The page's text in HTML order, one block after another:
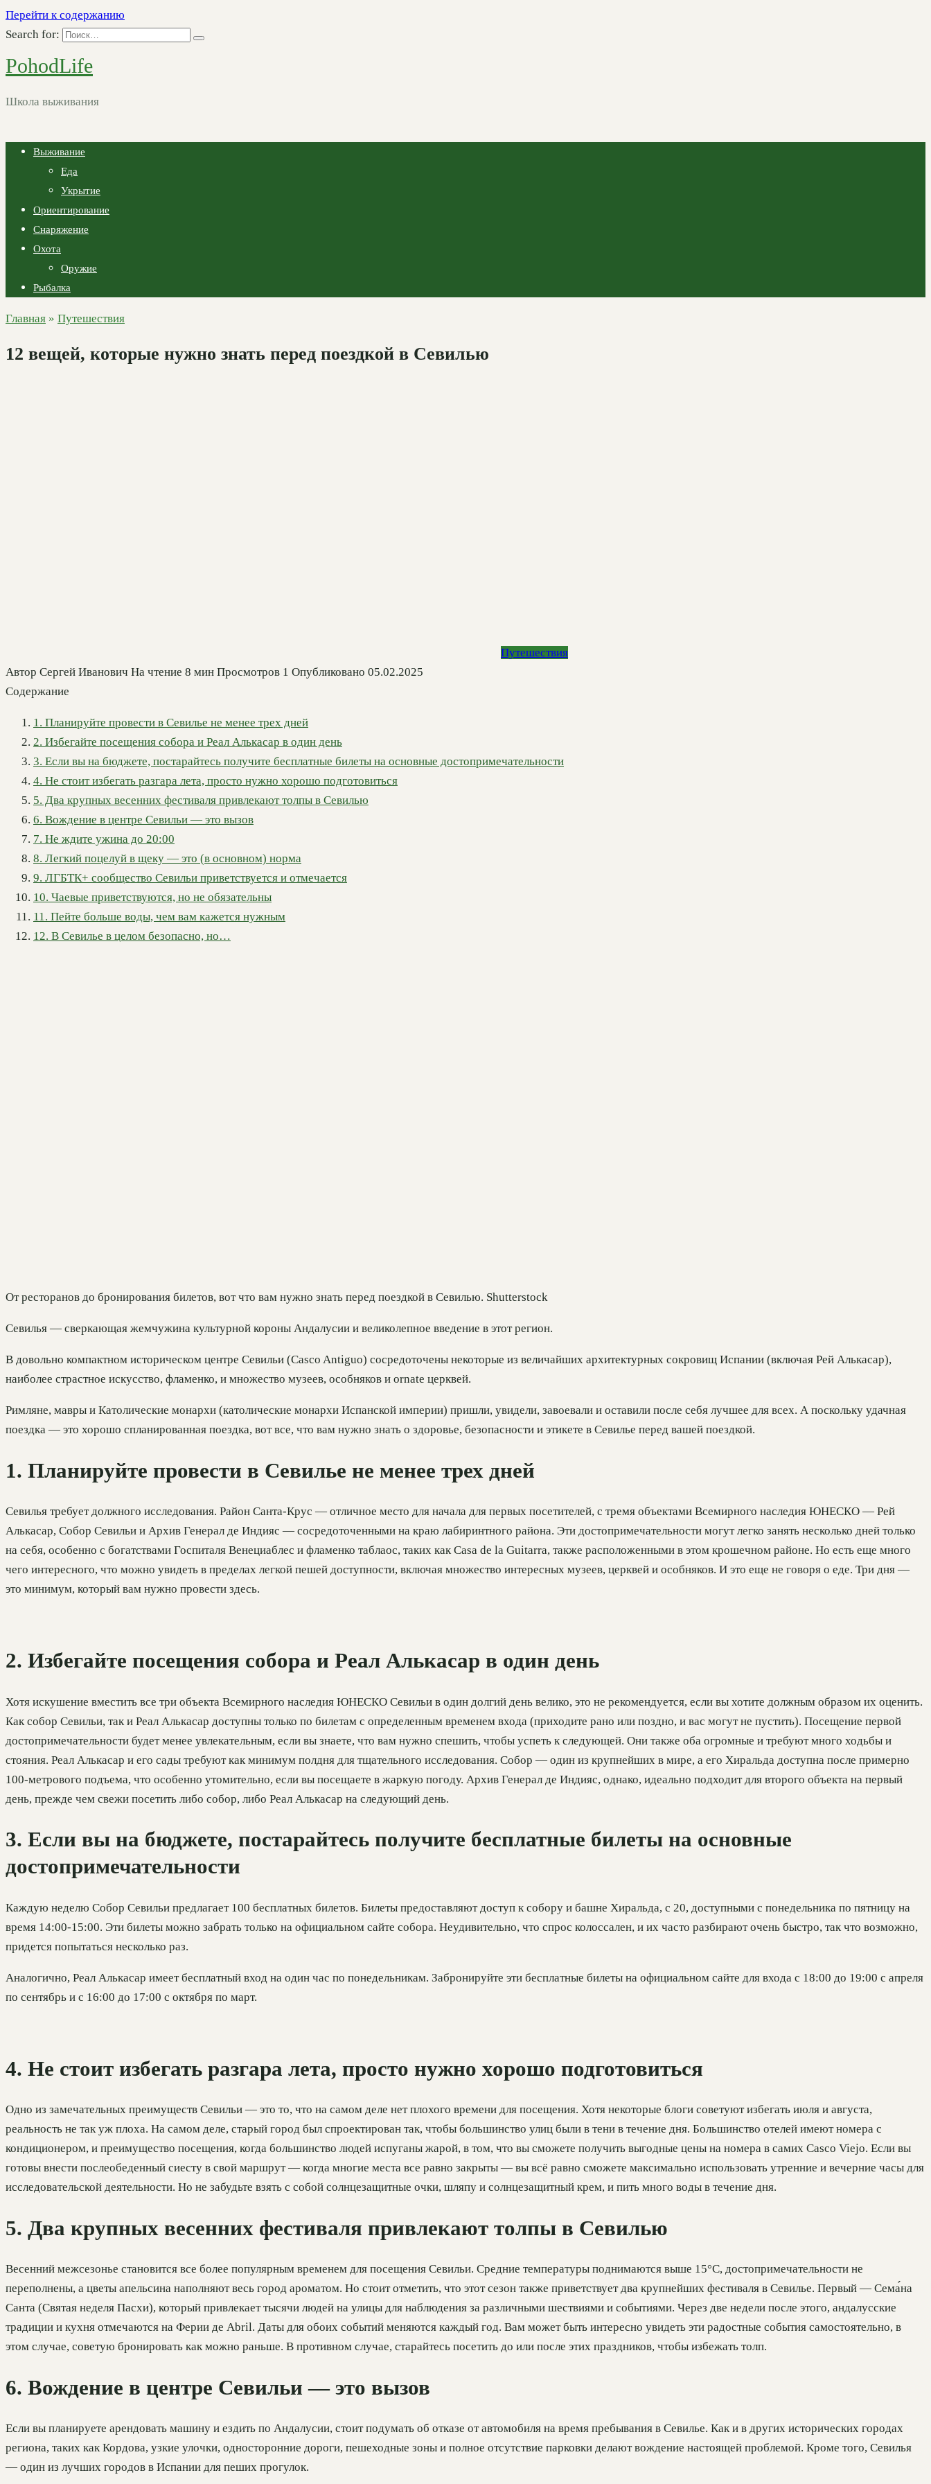
Перейти к содержанию
Search for:
PohodLife
Школа выживания
Выживание
Еда
Укрытие
Ориентирование
Снаряжение
Охота
Оружие
Рыбалка
Главная » Путешествия
12 вещей, которые нужно знать перед поездкой в Севилью
Путешествия
Автор Сергей Иванович На чтение 8 мин Просмотров 1 Опубликовано 05.02.2025
Содержание
1. Планируйте провести в Севилье не менее трех дней
2. Избегайте посещения собора и Реал Алькасар в один день
3. Если вы на бюджете, постарайтесь получите бесплатные билеты на основные достопримечательности
4. Не стоит избегать разгара лета, просто нужно хорошо подготовиться
5. Два крупных весенних фестиваля привлекают толпы в Севилью
6. Вождение в центре Севильи — это вызов
7. Не ждите ужина до 20:00
8. Легкий поцелуй в щеку — это (в основном) норма
9. ЛГБТК+ сообщество Севильи приветствуется и отмечается
10. Чаевые приветствуются, но не обязательны
11. Пейте больше воды, чем вам кажется нужным
12. В Севилье в целом безопасно, но…
От ресторанов до бронирования билетов, вот что вам нужно знать перед поездкой в Севилью. Shutterstock
Севилья — сверкающая жемчужина культурной короны Андалусии и великолепное введение в этот регион.
В довольно компактном историческом центре Севильи (Casco Antiguo) сосредоточены некоторые из величайших архитектурных сокровищ Испании (включая Рей Алькасар),
наиболее страстное искусство, фламенко, и множество музеев, особняков и ornate церквей.
Римляне, мавры и Католические монархи (католические монархи Испанской империи) пришли, увидели, завоевали и оставили после себя лучшее для всех. А поскольку удачная
поездка — это хорошо спланированная поездка, вот все, что вам нужно знать о здоровье, безопасности и этикете в Севилье перед вашей поездкой.
1. Планируйте провести в Севилье не менее трех дней
Севилья требует должного исследования. Район Санта-Крус — отличное место для начала для первых посетителей, с тремя объектами Всемирного наследия ЮНЕСКО — Рей
Алькасар, Собор Севильи и Архив Генерал де Индияс — сосредоточенными на краю лабиринтного района. Эти достопримечательности могут легко занять несколько дней только
на себя, особенно с богатствами Госпиталя Венециаблес и фламенко таблаос, таких как Casa de la Guitarra, также расположенными в этом крошечном районе. Но есть еще много
чего интересного, что можно увидеть в пределах легкой пешей доступности, включая множество интересных музеев, церквей и особняков. И это еще не говоря о еде. Три дня —
это минимум, который вам нужно провести здесь.
2. Избегайте посещения собора и Реал Алькасар в один день
Хотя искушение вместить все три объекта Всемирного наследия ЮНЕСКО Севильи в один долгий день велико, это не рекомендуется, если вы хотите должным образом их оценить.
Как собор Севильи, так и Реал Алькасар доступны только по билетам с определенным временем входа (приходите рано или поздно, и вас могут не пустить). Посещение первой
достопримечательности будет менее увлекательным, если вы знаете, что вам нужно спешить, чтобы успеть к следующей. Они также оба огромные и требуют много ходьбы и
стояния. Реал Алькасар и его сады требуют как минимум полдня для тщательного исследования. Собор — один из крупнейших в мире, а его Хиральда доступна после примерно
100-метрового подъема, что особенно утомительно, если вы посещаете в жаркую погоду. Архив Генерал де Индияс, однако, идеально подходит для второго объекта на первый
день, прежде чем свежи посетить либо собор, либо Реал Алькасар на следующий день.
3. Если вы на бюджете, постарайтесь получите бесплатные билеты на основные
достопримечательности
Каждую неделю Собор Севильи предлагает 100 бесплатных билетов. Билеты предоставляют доступ к собору и башне Хиральда, с 20, доступными с понедельника по пятницу на
время 14:00-15:00. Эти билеты можно забрать только на официальном сайте собора. Неудивительно, что спрос колоссален, и их часто разбирают очень быстро, так что возможно,
придется попытаться несколько раз.
Аналогично, Реал Алькасар имеет бесплатный вход на один час по понедельникам. Забронируйте эти бесплатные билеты на официальном сайте для входа с 18:00 до 19:00 с апреля
по сентябрь и с 16:00 до 17:00 с октября по март.
4. Не стоит избегать разгара лета, просто нужно хорошо подготовиться
Одно из замечательных преимуществ Севильи — это то, что на самом деле нет плохого времени для посещения. Хотя некоторые блоги советуют избегать июля и августа,
реальность не так уж плоха. На самом деле, старый город был спроектирован так, чтобы большинство улиц были в тени в течение дня. Большинство отелей имеют номера с
кондиционером, и преимущество посещения, когда большинство людей испуганы жарой, в том, что вы сможете получить выгодные цены на номера в самих Casco Viejo. Если вы
готовы внести послеобеденный сиесту в свой маршрут — когда многие места все равно закрыты — вы всё равно сможете максимально использовать утренние и вечерние часы для
исследовательской деятельности. Но не забудьте взять с собой солнцезащитные очки, шляпу и солнцезащитный крем, и пить много воды в течение дня.
5. Два крупных весенних фестиваля привлекают толпы в Севилью
Весенний межсезонье становится все более популярным временем для посещения Севильи. Средние температуры поднимаются выше 15°C, достопримечательности не
переполнены, а цветы апельсина наполняют весь город ароматом. Но стоит отметить, что этот сезон также приветствует два крупнейших фестиваля в Севилье. Первый — Сема́нa
Санта (Святая неделя Пасхи), который привлекает тысячи людей на улицы для наблюдения за различными шествиями и событиями. Через две недели после этого, андалусские
традиции и кухня отмечаются на Ферии де Abril. Даты для обоих событий меняются каждый год. Вам может быть интересно увидеть эти радостные события самостоятельно, в
этом случае, советую бронировать как можно раньше. В противном случае, старайтесь посетить до или после этих праздников, чтобы избежать толп.
6. Вождение в центре Севильи — это вызов
Если вы планируете арендовать машину и ездить по Андалусии, стоит подумать об отказе от автомобиля на время пребывания в Севилье. Как и в других исторических городах
региона, таких как Кордова, узкие улочки, односторонние дороги, пешеходные зоны и полное отсутствие парковки делают вождение настоящей проблемой. Кроме того, Севилья
— один из лучших городов в Испании для пеших прогулок.